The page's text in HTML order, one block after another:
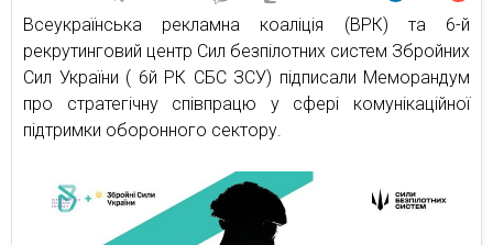
Всеукраїнська рекламна коаліція (ВРК) та 6-й
рекрутинговий центр Сил безпілотних систем Збройних
Сил України ( 6й РК СБС ЗСУ) підписали Меморандум
про стратегічну співпрацю у сфері комунікаційної
підтримки оборонного сектору.